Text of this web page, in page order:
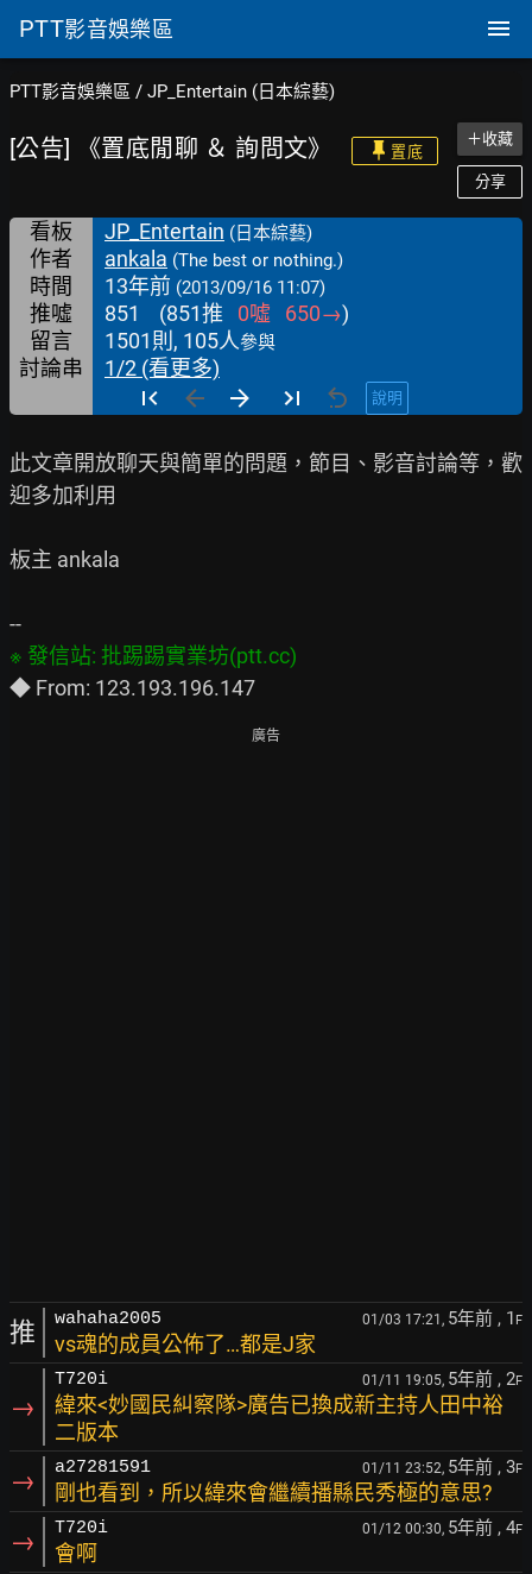
PTT影音娛樂區
PTT影音娛樂區 / JP_Entertain (日本綜藝)
[公告] 《置底閒聊 ＆ 詢問文》 置底
＋收藏
分享
看板 JP_Entertain (日本綜藝)
作者 ankala (The best or nothing.)
時間 13年前 (2013/09/16 11:07)
推噓 851 (851推 0噓 650→)
留言
1501則, 105人參與
討論串 1/2 (看更多)
說明
此文章開放聊天與簡單的問題，節目、影音討論等，歡
迎多加利用
板主 ankala
廣告
推 wahaha2005 01/03 17:21, 5年前 , 1 F
vs魂的成員公佈了…都是J家
→
T720i 01/11 19:05, 5年前 , 2F
緯來<妙國民糾察隊>廣告已換成新主持人田中裕
二版本
→ a27281591 01/11 23:52, 5年前 , 3F
剛也看到，所以緯來會繼續播縣民秀極的意思?
→ T720i 01/12 00:30, 5年前 , 4F
會啊